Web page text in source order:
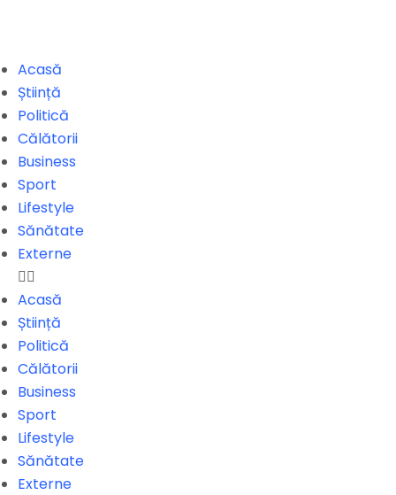
Acasă
Știință
Politică
Călătorii
Business
Sport
Lifestyle
Sănătate
Externe
Acasă
Știință
Politică
Călătorii
Business
Sport
Lifestyle
Sănătate
Externe